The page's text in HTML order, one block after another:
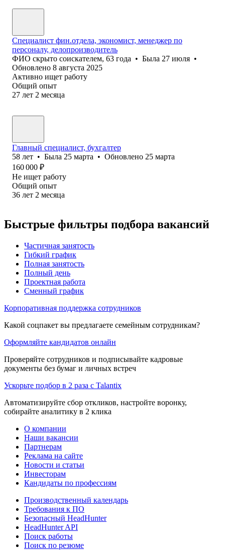
Специалист фин.отдела, экономист, менеджер по
персоналу, делопроизводитель
ФИО скрыто соискателем, 63 года • Была 27 июля •
Обновлено 8 августа 2025
Активно ищет работу
Общий опыт
27 лет 2 месяца
Главный специалист, бухгалтер
58 лет • Была 25 марта • Обновлено 25 марта
160 000 ₽
Не ищет работу
Общий опыт
36 лет 2 месяца
Быстрые фильтры подбора вакансий
Частичная занятость
Гибкий график
Полная занятость
Полный день
Проектная работа
Сменный график
Корпоративная поддержка сотрудников
Какой соцпакет вы предлагаете семейным сотрудникам?
Оформляйте кандидатов онлайн
Проверяйте сотрудников и подписывайте кадровые
документы без бумаг и личных встреч
Ускорьте подбор в 2 раза с Talantix
Автоматизируйте сбор откликов, настройте воронку,
собирайте аналитику в 2 клика
О компании
Наши вакансии
Партнерам
Реклама на сайте
Новости и статьи
Инвесторам
Кандидаты по профессиям
Производственный календарь
Требования к ПО
Безопасный HeadHunter
HeadHunter API
Поиск работы
Поиск по резюме